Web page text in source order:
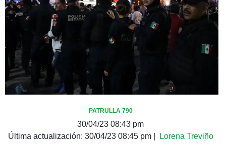
PATRULLA 790
30/04/23 08:43 pm
Última actualización: 30/04/23 08:45 pm| Lorena Treviño